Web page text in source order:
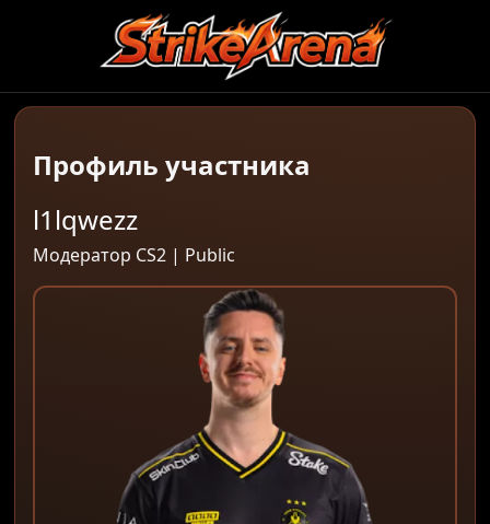
Профиль участника
l1lqwezz
Модератор CS2 | Public